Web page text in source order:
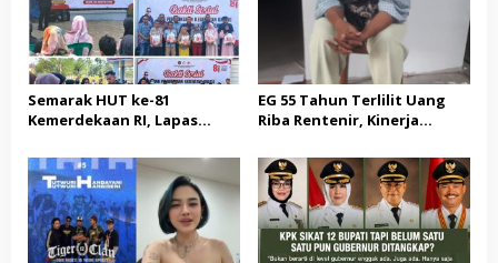
Semarak HUT ke-81
Kemerdekaan RI, Lapas
Sosial dan Pemeriksaan
Kesehatan Gratis bagi
Masyarakat
EG 55 Tahun Terlilit Uang
Riba Rentenir, Kinerja
Satreskrim Polresta
Karawang unit krimum
Patut di Pertanyakan